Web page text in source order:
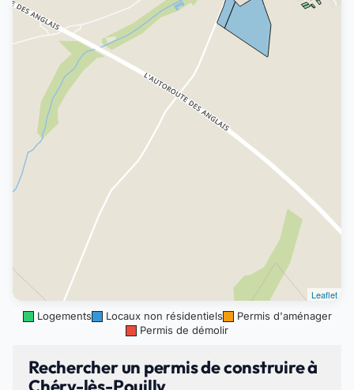
Leaflet
Logements
Locaux non résidentiels
Permis d'aménager
Permis de démolir
Rechercher un permis de construire à